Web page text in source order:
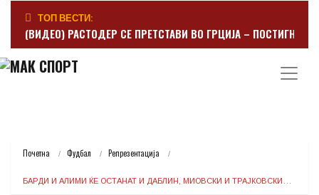
ТОП ВЕСТИ:
(ВИДЕО) РАСТОДЕР СЕ ПРЕТСТАВИ ВО ГРЦИЈА – ПОСТИГНА
Почетна Фудбал Репрезентација
БАРДИ И АЛИМИ ЌЕ ОСТАНАТ И ДАБЛИН, МИОВСКИ И ТРАЈКОВСКИ…